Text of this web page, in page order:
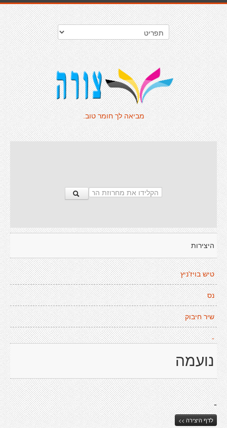
מביאה לך חומר טוב.
היצירות
טיש בויז'ניץ
נס
שיר חיבוק
-
נועמה
-
לדף היצירה >>